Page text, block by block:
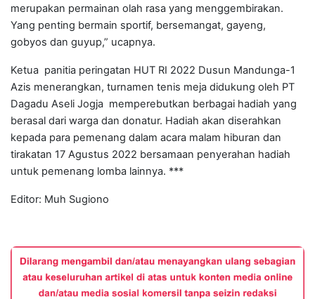
merupakan permainan olah rasa yang menggembirakan.
Yang penting bermain sportif, bersemangat, gayeng,
gobyos dan guyup,” ucapnya.
Ketua panitia peringatan HUT RI 2022 Dusun Mandunga-1
Azis menerangkan, turnamen tenis meja didukung oleh PT
Dagadu Aseli Jogja memperebutkan berbagai hadiah yang
berasal dari warga dan donatur. Hadiah akan diserahkan
kepada para pemenang dalam acara malam hiburan dan
tirakatan 17 Agustus 2022 bersamaan penyerahan hadiah
untuk pemenang lomba lainnya. ***
Editor: Muh Sugiono